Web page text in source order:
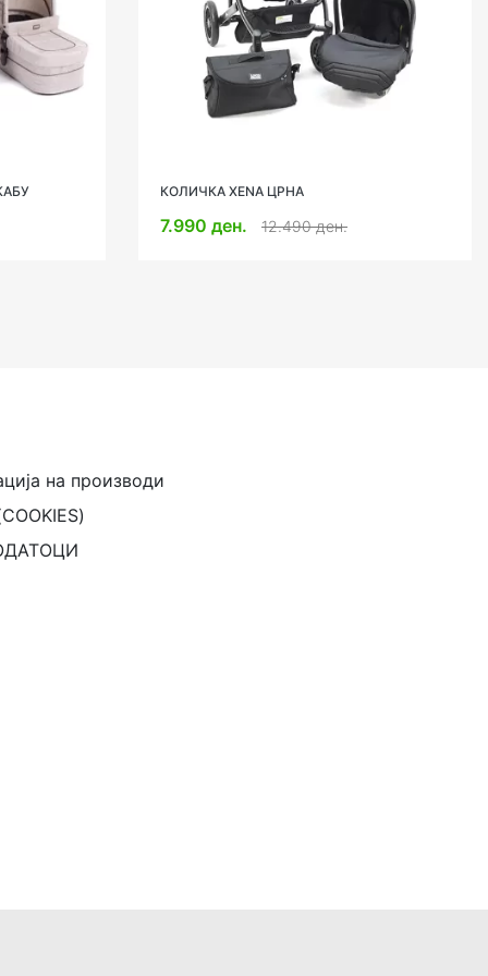
КОЛИЧКА XENA ЦРНА
7.990 ден. 12.490 ден.
на производи